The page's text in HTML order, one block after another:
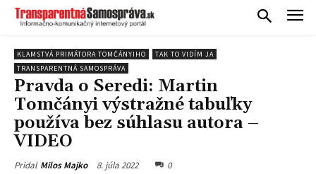
KLAMSTVÁ PRIMÁTORA TOMČÁNYIHO
TAK TO VIDÍM JA
TRANSPARENTNÁ SAMOSPRÁVA
Pravda o Seredi: Martin
Tomčányi výstražné tabuľky
používa bez súhlasu autora –
VIDEO
Pridal Milos Majko 8. júla 2022 0